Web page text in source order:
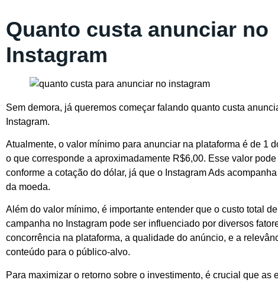
Quanto custa anunciar no
Instagram
Sem demora, já queremos começar falando quanto custa
Instagram.
Atualmente, o valor mínimo para anunciar na plataforma é de 1
o que corresponde a aproximadamente R$6,00. Esse valor
conforme a cotação do dólar, já que o Instagram Ads
da moeda.
Além do valor mínimo, é importante entender que o custo total
campanha no Instagram pode ser influenciado por diversos
concorrência na plataforma, a qualidade do anúncio, e a
conteúdo para o público-alvo.
Para maximizar o retorno sobre o investimento, é crucial que as